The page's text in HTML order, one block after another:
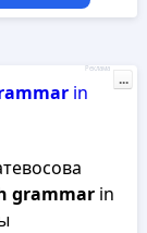
in
grammarin
Реклама
...